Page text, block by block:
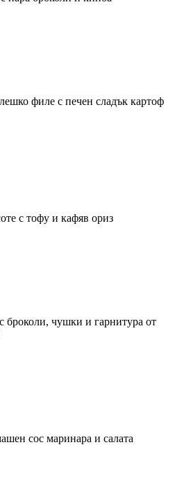
филе с печен сладък картоф
с тофу и кафяв ориз
броколи, чушки и гарнитура от
сос маринара и салата